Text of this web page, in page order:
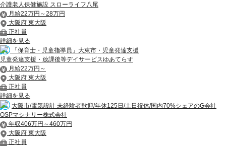
介護老人保健施設 スローライフ八尾
月給22万円～28万円
大阪府 東大阪
正社員
詳細を見る
「保育士・児童指導員」大東市・児童発達支援
児童発達支援・放課後等デイサービスゆあてらす
月給22万円～
大阪府 東大阪
正社員
詳細を見る
大阪市/電気設計 未経験者歓迎/年休125日/土日祝休/国内70%シェアのG会社
OSPマシナリー株式会社
年収406万円～460万円
大阪府 東大阪
正社員